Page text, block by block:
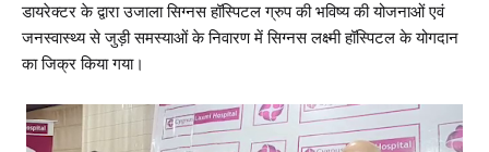
डायरेक्टर के द्वारा उजाला सिग्नस हॉस्पिटल ग्रुप की भविष्य की योजनाओं एवं
जनस्वास्थ्य से जुड़ी समस्याओं के निवारण में सिग्नस लक्ष्मी हॉस्पिटल के योगदान
का जिक्र किया गया।